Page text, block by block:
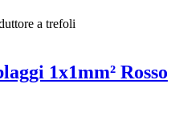
a trefoli
1x1mm² Rosso